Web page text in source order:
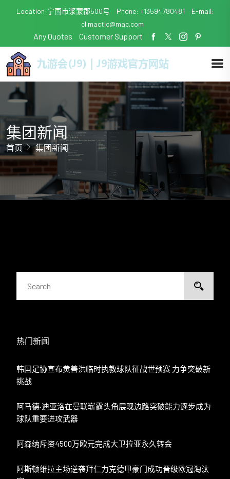
Location:宁国市浆蒙郡500号 Phone: +13594780481
E-mail:
climactic@mac.com
Any Quotes Customer Support
集团新闻
首页 集团新闻
热门新闻
韩国足协宣布黄善洪临时执教球队征战世预赛 力争突破新
挑战
阿马德·迪亚洛在曼联崭露头角展现边路突破能力逐步成为
球队重要进攻武器
阿森纳斥资4500万欧元完成大卫拉亚永久转会
阿斯顿维拉主场逆袭拜仁力克德甲豪门成功晋级欧冠淘汰